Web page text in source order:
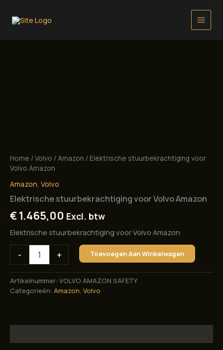
naar
Home /Volvo /Amazon / Elektrische stuurbekrachtiging voor
Volvo Amazon
Amazon, Volvo
Elektrische stuurbekrachtiging voor Volvo Amazon
€1.465,00 Excl. btw
Elektrische stuurbekrachtiging voor Volvo Amazon
-
stuurbekrachtiging
Volvo
Amazon
+ Toevoegen Aan Winkelwagen
Artikelnummer: VOLVO AMAZON SAFETY
Categorieën: Amazon, Volvo